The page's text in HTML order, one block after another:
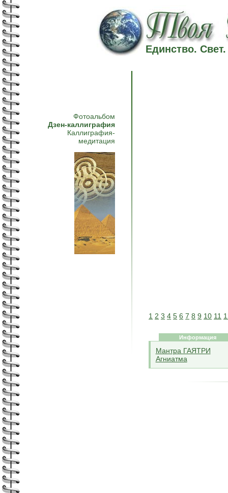
Единство.
Фотоальбом
Дзен-каллиграфия
Каллиграфия-
медитация
1 2 3 4 5 6 7 8 9 10 11
Информация
Мантра ГАЯТРИ
Агниатма